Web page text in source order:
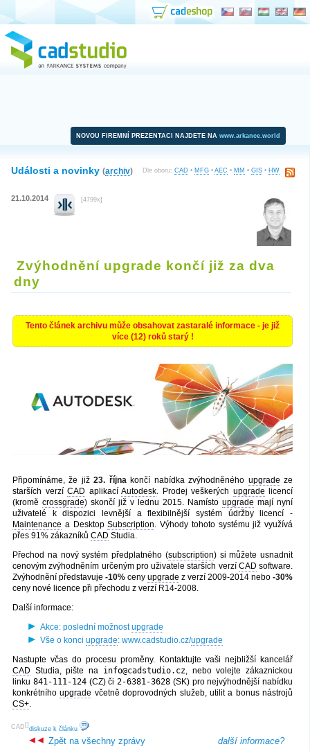
NOVOU FIREMNÍ PREZENTACI NAJDETE NA www.arkance.world
Dle oboru: CAD • MFG • AEC • MM • GIS • HW
Události a novinky (archiv)
21.10.2014 [4799x]
Zvýhodnění upgrade končí již za dva
dny
Tento článek archivu může obsahovat zastaralé informace - je již
více (12) roků starý !
Připomínáme, že již23. října končí nabídka zvýhodněného upgrade ze
starších verzí CAD aplikací Autodesk . Prodej veškerých upgrade licencí
(kromě crossgrade) skončí již v lednu 2015. Namísto upgrade mají nyní
uživatelé k dispozici levnější a flexibilnější systém údržby licencí -
Maintenance a DesktopSubscription . Výhody tohoto systému již využívá
přes 91% zákazníků CAD Studia.
Přechod na nový systém předplatného (subscription) si můžete usnadnit
cenovým zvýhodněním určeným pro uživatele starších verzí CAD software.
Zvýhodnění představuje -10% ceny upgrade z verzí 2009-2014 nebo -30%
ceny nové licence při přechodu z verzí R14-2008.
Další informace:
Akce: poslední možnostupgrade
Vše o konci upgrade: www.cadstudio.cz/upgrade
Nastupte včas do procesu proměny. Kontaktujte vaši nejbližší kancelář
CAD Studia, pište na info@cadstudio.cz, nebo volejte zákaznickou
linku 841-111-124(CZ) či 2-6381-3628 (SK) pro nejvýhodnější nabídku
konkrétníhoupgrade včetně doprovodných služeb, utilit a bonus nástrojů
CS+
[
CAD ]
diskuze k článku
další informace?
Zpět na všechny zprávy